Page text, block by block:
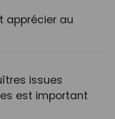
apprécier au
issues
est important